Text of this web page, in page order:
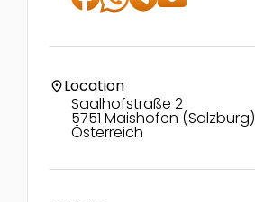
location_onLocation
Saalhofstraße 2
5751 Maishofen (Salzburg)
Österreich